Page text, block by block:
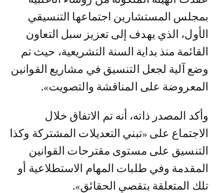
بمجلس المستشارين اجتماعها التنسيقي
الأول، الذي يهدف إلى تعزيز سبل التعاون
القائمة منذ بداية السنة التشريعية، حيث تم
وضع آلية لجعل التنسيق في مشاريع القوانين
المعروضة على المناقشة والتصويت».
وأكد المصدر ذاته، أنه تم الاتفاق خلال
الاجتماع على «تبني التعديلات المشتركة وكذا
التنسيق على مستوى مقترحات القوانين
المقدمة وفي طلبات المهام الاستطلاعية أو
تلك المتعلقة بتقصي الحقائق».